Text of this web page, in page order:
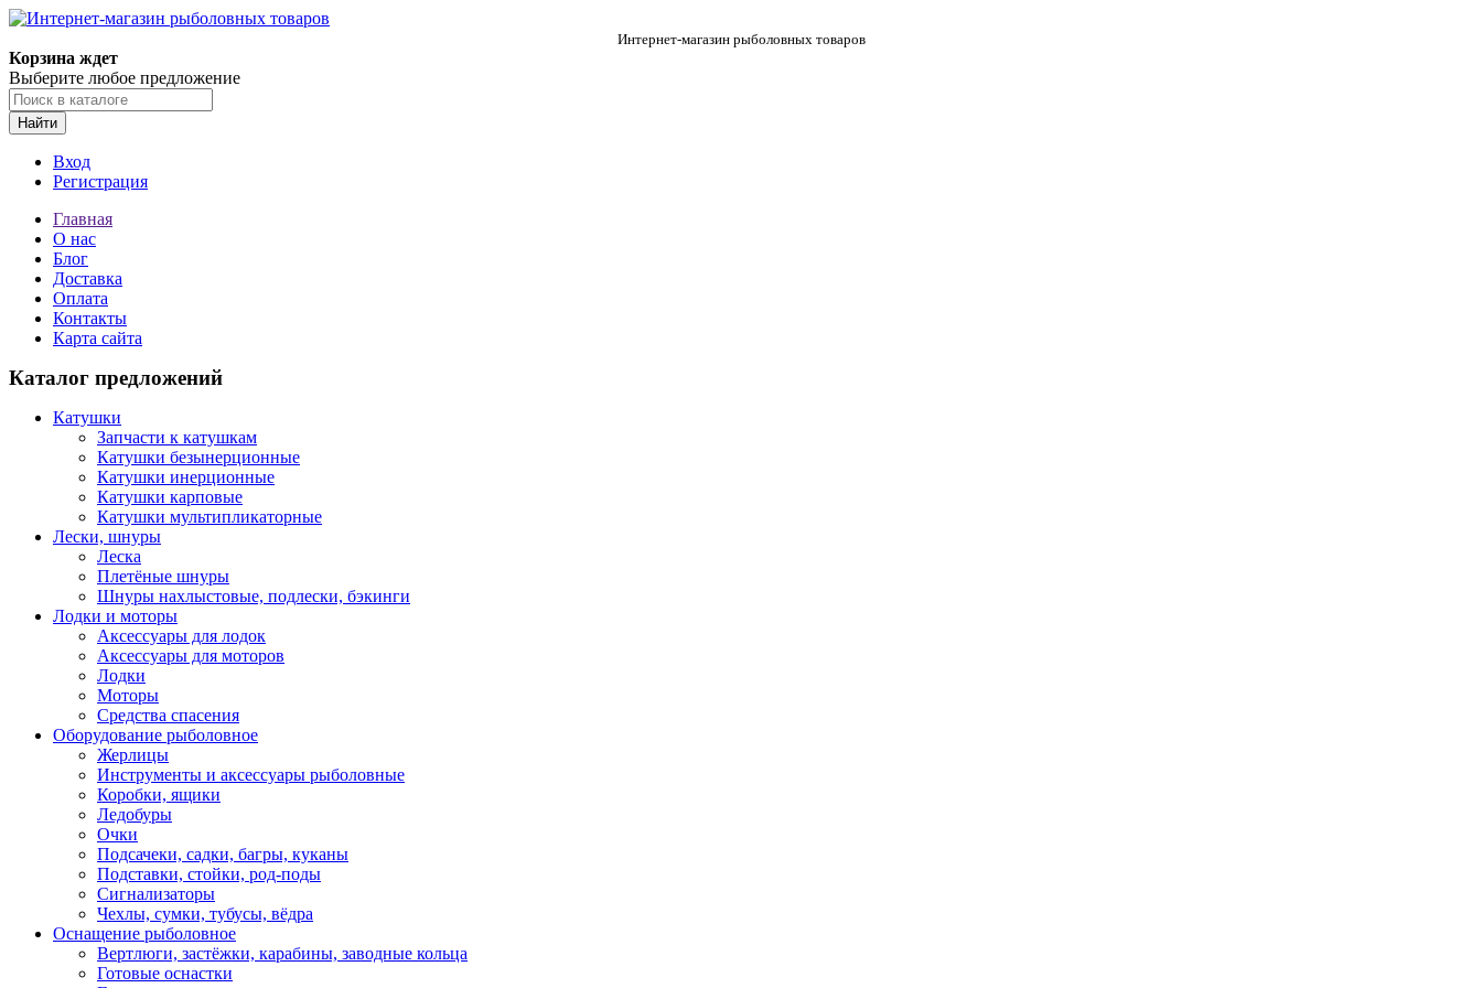
Интернет-магазин рыболовных товаров
Корзина ждет
Выберите любое предложение
Найти
Вход
Регистрация
Главная
О нас
Блог
Доставка
Оплата
Контакты
Карта сайта
Каталог предложений
Катушки
Запчасти к катушкам
Катушки безынерционные
Катушки инерционные
Катушки карповые
Катушки мультипликаторные
Лески, шнуры
Леска
Плетёные шнуры
Шнуры нахлыстовые, подлески, бэкинги
Лодки и моторы
Аксессуары для лодок
Аксессуары для моторов
Лодки
Моторы
Средства спасения
Оборудование рыболовное
Жерлицы
Инструменты и аксессуары рыболовные
Коробки, ящики
Ледобуры
Очки
Подсачеки, садки, багры, куканы
Подставки, стойки, род-поды
Сигнализаторы
Чехлы, сумки, тубусы, вёдра
Оснащение рыболовное
Вертлюги, застёжки, карабины, заводные кольца
Готовые оснастки